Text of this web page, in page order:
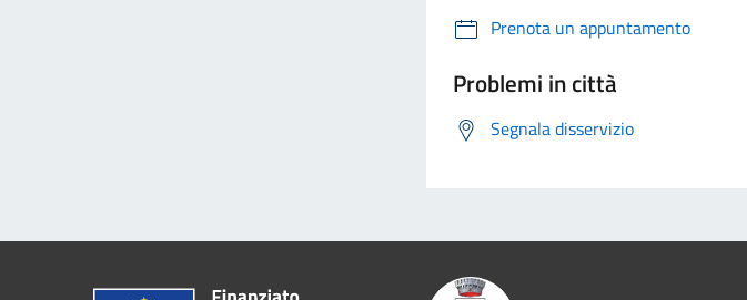
Prenota un appuntamento
Problemi in città
Segnala disservizio